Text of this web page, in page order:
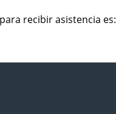
recibir asistencia es: